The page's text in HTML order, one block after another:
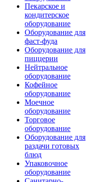
Пекарское и
кондитерское
оборудование
Оборудование для
фаст-фуда
Оборудование для
пиццерии
Нейтральное
оборудование
Кофейное
оборудование
Моечное
оборудование
Торговое
оборудование
Оборудование для
раздачи готовых
блюд
Упаковочное
оборудование